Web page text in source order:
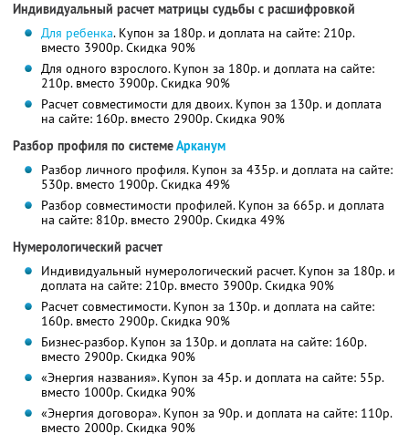
Индивидуальный расчет матрицы судьбы с расшифровкой
Для ребенка. Купон за 180р. и доплата на сайте: 210р.
вместо 3900р. Скидка 90%
Для одного взрослого. Купон за 180р. и доплата на сайте:
210р. вместо 3900р. Скидка 90%
Расчет совместимости для двоих. Купон за 130р. и доплата
на сайте: 160р. вместо 2900р. Скидка 90%
Разбор профиля по системеАрканум
Разбор личного профиля. Купон за 435р. и доплата на сайте:
530р. вместо 1900р. Скидка 49%
Разбор совместимости профилей. Купон за 665р. и доплата
на сайте: 810р. вместо 2900р. Скидка 49%
Нумерологический расчет
Индивидуальный нумерологический расчет. Купон за 180р. и
доплата на сайте: 210р. вместо 3900р. Скидка 90%
Расчет совместимости. Купон за 130р. и доплата на сайте:
160р. вместо 2900р. Скидка 90%
Бизнес-разбор. Купон за 130р. и доплата на сайте: 160р.
вместо 2900р. Скидка 90%
«Энергия названия». Купон за 45р. и доплата на сайте: 55р.
вместо 1000р. Скидка 90%
«Энергия договора». Купон за 90р. и доплата на сайте: 110р.
вместо 2000р. Скидка 90%